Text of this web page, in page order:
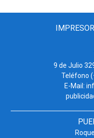
9 de Julio
Teléfono
E-Mail: